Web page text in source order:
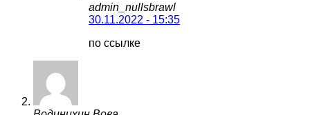
admin_nullsbrawl
30.11.2022 - 15:35
по ссылке